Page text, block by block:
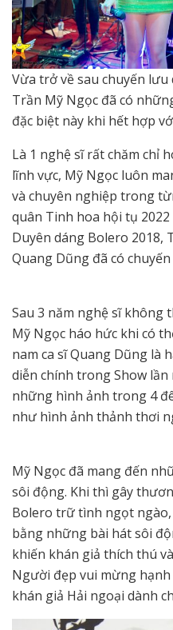
Vừa trở về sau chuyến
Trần Mỹ Ngọc đã có
đặc biệt này khi hết hợp
Là 1 nghệ sĩ rất chăm chỉ
lĩnh vực, Mỹ Ngọc luôn
và chuyên nghiệp trong
quân Tinh hoa hội tụ
Duyên dáng Bolero 2018,
Quang Dũng đã có
Sau 3 năm nghệ sĩ không
Mỹ Ngọc háo hức khi có
nam ca sĩ Quang Dũng là
diễn chính trong Show lần
những hình ảnh trong 4
như hình ảnh thảnh thơi
Mỹ Ngọc đã mang đến
sôi động. Khi thì gây
Bolero trữ tình ngọt
bằng những bài hát sôi
khiến khán giả thích thú
Người đẹp vui mừng
khán giả Hải ngoại dành